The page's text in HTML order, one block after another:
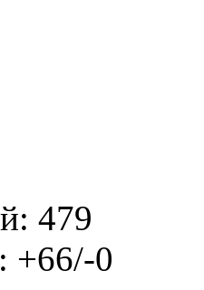
479
+66/-0